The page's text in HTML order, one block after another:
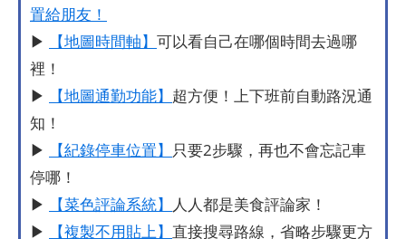
置給朋友！
▶
【地圖時間軸】 可以看自己在哪個時間去過哪
裡！
▶
【地圖通勤功能】 超方便！上下班前自動路況通
知！
▶
【紀錄停車位置】 只要2步驟，再也不會忘記車
停哪！
▶
【菜色評論系統】 人人都是美食評論家！
▶
【複製不用貼上】 直接搜尋路線，省略步驟更方